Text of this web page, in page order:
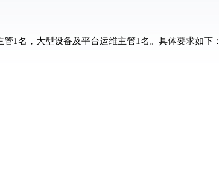
1名，大型设备及平台运维主管1名。具体要求如下：